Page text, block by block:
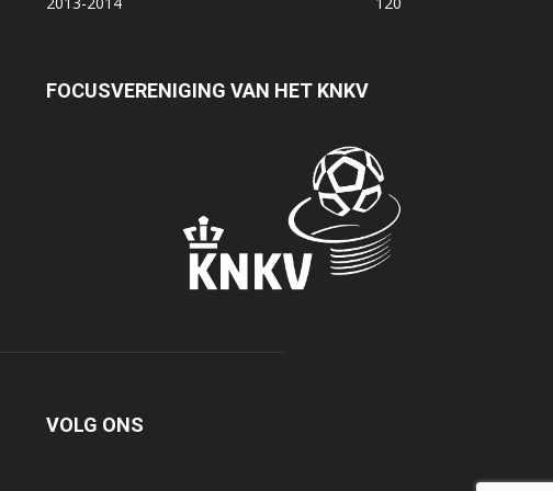
FOCUSVERENIGING VAN HET KNKV
VOLG ONS